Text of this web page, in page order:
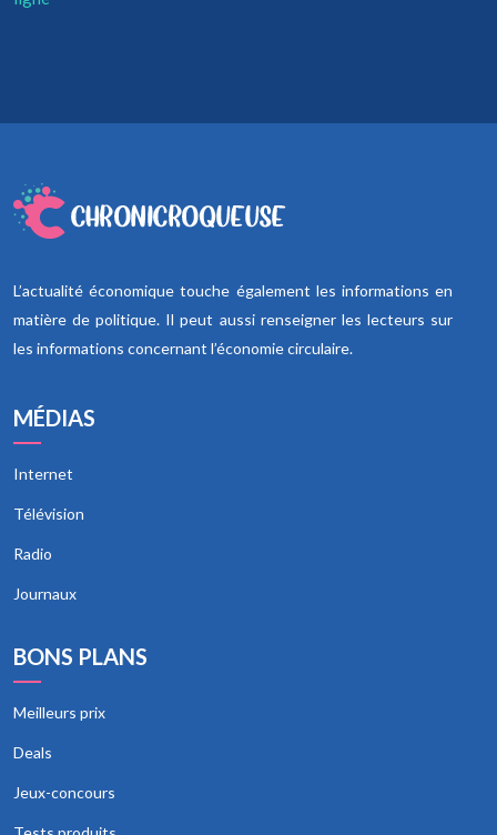
L’actualité économique touche également les informations en
matière de politique. Il peut aussi renseigner les lecteurs sur
les informations concernant l’économie circulaire.
MÉDIAS
Internet
Télévision
Radio
Journaux
BONS PLANS
Meilleurs prix
Deals
Jeux-concours